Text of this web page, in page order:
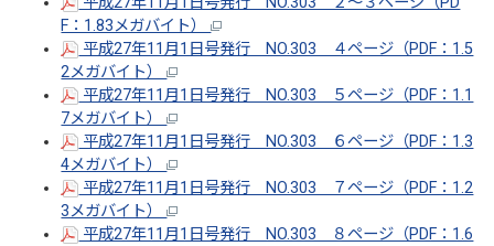
F：1.83メガバイト）
平成27年11月1日号発行 NO.303 ４ページ（PDF：1.5
2メガバイト）
平成27年11月1日号発行 NO.303 ５ページ（PDF：1.1
7メガバイト）
平成27年11月1日号発行 NO.303 ６ページ（PDF：1.3
4メガバイト）
平成27年11月1日号発行 NO.303 ７ページ（PDF：1.2
3メガバイト）
平成27年11月1日号発行 NO.303 ８ページ（PDF：1.6